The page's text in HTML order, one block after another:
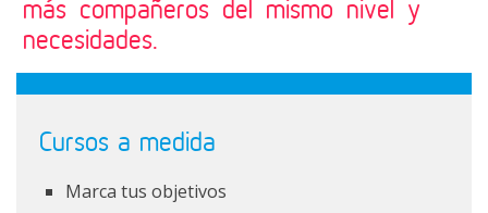
EL CENTRO
más compañeros del mismo nivel y
necesidades.
Cursos a medida
Marca tus objetivos